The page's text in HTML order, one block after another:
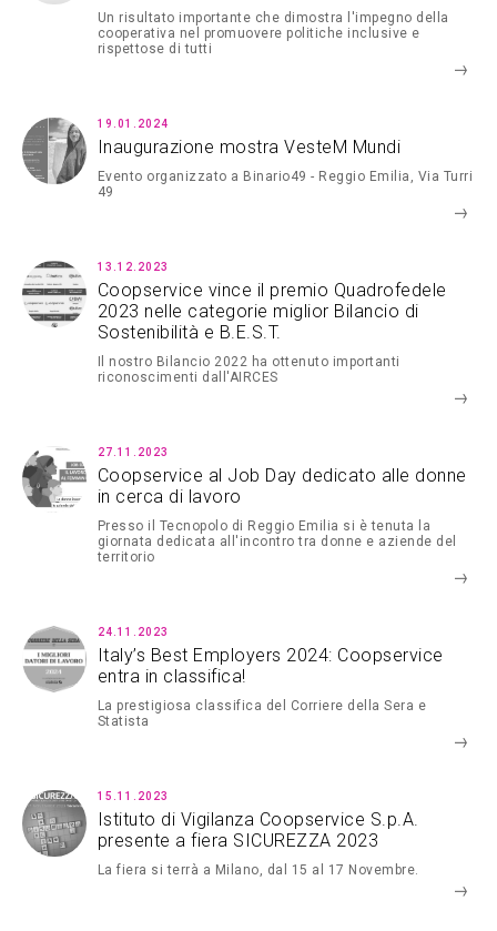
Un risultato importante che dimostra l'impegno della
cooperativa nel promuovere politiche inclusive e
rispettose di tutti
19.01.2024
Inaugurazione mostra VesteM Mundi
Evento organizzato a Binario49 - Reggio Emilia, Via Turri
49
13.12.2023
Coopservice vince il premio Quadrofedele
2023 nelle categorie miglior Bilancio di
Sostenibilità e B.E.S.T.
Il nostro Bilancio 2022 ha ottenuto importanti
riconoscimenti dall'AIRCES
27.11.2023
Coopservice al Job Day dedicato alle donne
in cerca di lavoro
Presso il Tecnopolo di Reggio Emilia si è tenuta la
giornata dedicata all'incontro tra donne e aziende del
territorio
24.11.2023
Italy’s Best Employers 2024: Coopservice
entra in classifica!
La prestigiosa classifica del Corriere della Sera e
Statista
15.11.2023
Istituto di Vigilanza Coopservice S.p.A.
presente a fiera SICUREZZA 2023
La fiera si terrà a Milano, dal 15 al 17 Novembre.